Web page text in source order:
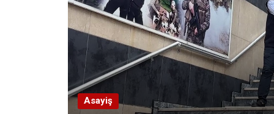
Asayiş